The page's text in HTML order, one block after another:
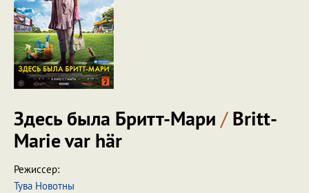
Здесь была Бритт-Мари /Britt-
Marie var här
Режиссер:
Тува Новотны